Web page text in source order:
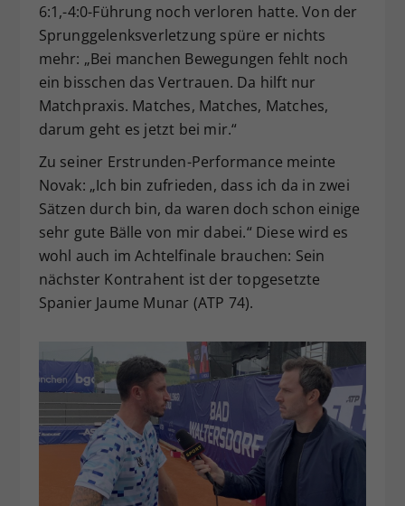
6:1,-4:0-Führung noch verloren hatte. Von der
Sprunggelenksverletzung spüre er nichts
mehr: „Bei manchen Bewegungen fehlt noch
ein bisschen das Vertrauen. Da hilft nur
Matchpraxis. Matches, Matches, Matches,
darum geht es jetzt bei mir.“
Zu seiner Erstrunden-Performance meinte
Novak: „Ich bin zufrieden, dass ich da in zwei
Sätzen durch bin, da waren doch schon einige
sehr gute Bälle von mir dabei.“ Diese wird es
wohl auch im Achtelfinale brauchen: Sein
nächster Kontrahent ist der topgesetzte
Spanier Jaume Munar (ATP 74).